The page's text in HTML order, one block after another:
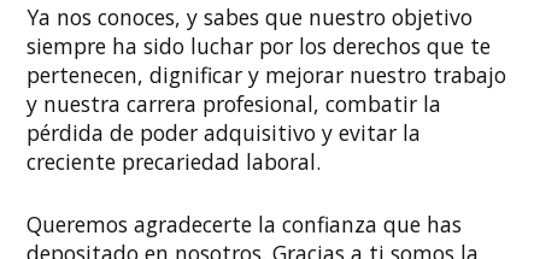
Ya nos conoces, y sabes que nuestro objetivo
siempre ha sido luchar por los derechos que te
pertenecen, dignificar y mejorar nuestro trabajo
y nuestra carrera profesional, combatir la
pérdida de poder adquisitivo y evitar la
creciente precariedad laboral.
Queremos agradecerte la confianza que has
depositado en nosotros. Gracias a ti somos la